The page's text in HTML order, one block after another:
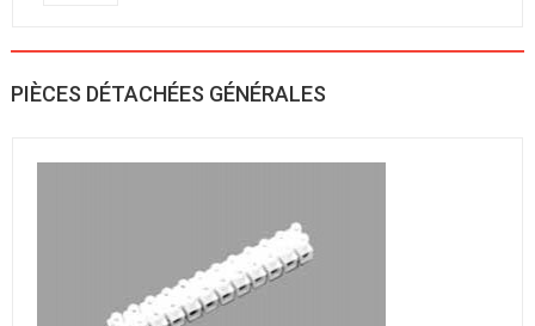
PIÈCES DÉTACHÉES GÉNÉRALES